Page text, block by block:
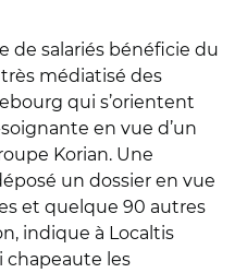
de salariés bénéficie du
très médiatisé des
qui s’orientent
en vue d’un
Korian. Une
un dossier en vue
et quelque 90 autres
indique à Localtis
chapeaute les